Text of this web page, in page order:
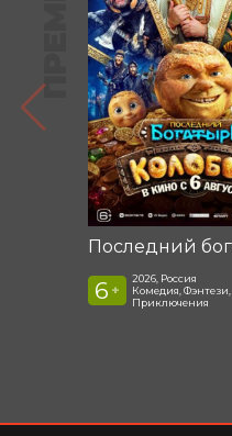
6 +
2026, Россия
Комедия, Фэнтези,
Приключения